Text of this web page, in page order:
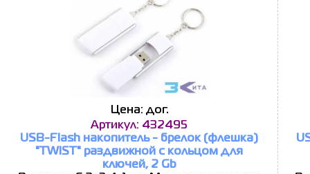
Цена: дог.
Артикул: 432495
USB-Flash накопитель - брелок (флешка)
"TWIST" раздвижной с кольцом для
ключей, 2 Gb